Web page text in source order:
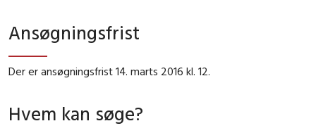
Ansøgningsfrist
Der er ansøgningsfrist 14. marts 2016 kl. 12.
Hvem kan søge?